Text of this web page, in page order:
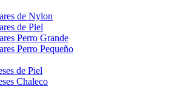
de Nylon
de Piel
Perro Grande
Perro Pequeño
de Piel
Chaleco